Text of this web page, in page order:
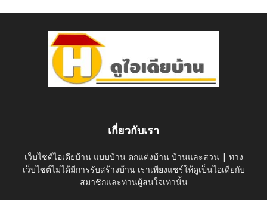
เกี่ยวกับเรา
เว็บไซต์ไอเดียบ้าน แบบบ้าน ตกแต่งบ้าน บ้านและสวน | ทาง
เว็บไซต์ไม่ได้มีการรับสร้างบ้าน เราเพียงแชร์ให้ดูเป็นไอเดียกับ
สมาชิกและท่านผู้สนใจเท่านั้น